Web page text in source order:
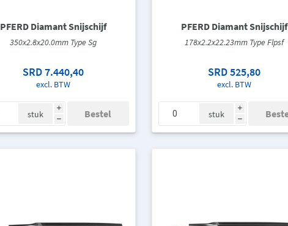
PFERD Diamant Snijschijf
350x2.8x20.0mm Type Sg
SRD 7.440,40
excl. BTW
i
h
stuk
PFERD Diamant Snijschijf
178x2.2x22.23mm Type Flpsf
SRD 525,80
excl. BTW
i
h
stuk